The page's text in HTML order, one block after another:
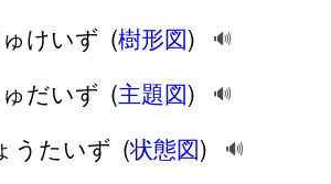
けいず (樹形図) 🔊
だいず (主題図) 🔊
うたいず (状態図) 🔊